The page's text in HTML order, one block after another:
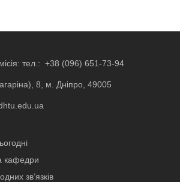
тел.: +38 (096) 651-73-94
8, м. Дніпро, 49005
кафедри
зв’язків